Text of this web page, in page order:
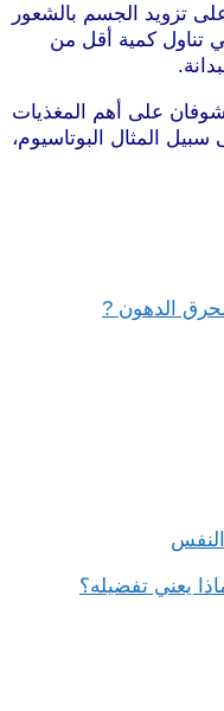
تزويد الجسم بالشعور
تناول كمية أقل من
على أهم المغذيات
المثال البوتاسيوم،
الدهون ?
يعني تفضيله؟